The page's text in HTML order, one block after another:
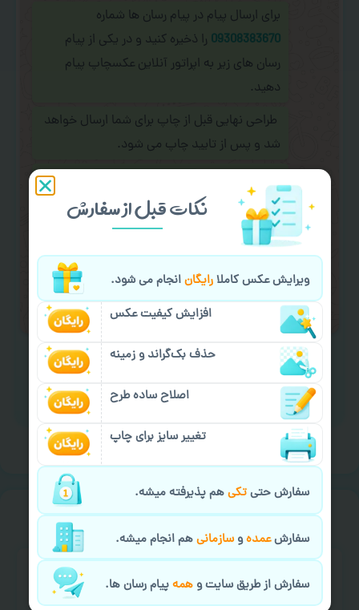
برای ارسال پیام در پیام رسان ها شماره
09308383670 را ذخیره کنید و در یکی از پیام
رسان های زیر به اپراتور آنلاین عکسچاپ پیام
دهید.
طراحی نهایی قبل از چاپ برای شما ارسال خواهد
شد و پس از تایید چاپ می شود.
کردن متن و عکس) یا هماهنگی ارسال و یا
کادو کردن سفارش
با اپراتو عکسچاپ هماهنگی
لازم را انجام دهید.
ایمیل جهت ثبت یا پیگیری سفارش:
aks4chap.com@gmail.com
برای ارسال پیام کلیک کنید
خیالت راحت ازسفارش گیری
نکات قبل از سفارش
ویرایش عکس کاملارایگانانجام می شود.
افزایش کیفیت عکس
حذف بک‌گراند و زمینه
اصلاح ساده طرح
تغییر سایز برای چاپ
سفارش حتیتکیهم پذیرفته میشه.
سفارشعمدهوسازمانیهم انجام میشه.
سفارش از طریق سایت وهمهپیام رسان ها.